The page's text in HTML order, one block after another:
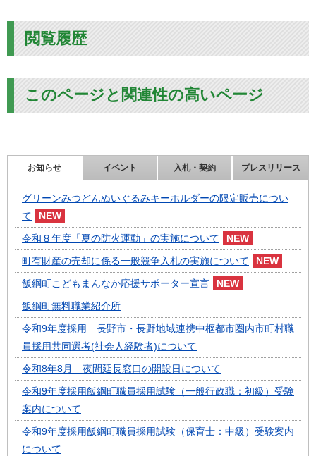
閲覧履歴
このページと関連性の高いページ
お知らせ イベント 入札・契約 プレスリリース
グリーンみつどんぬいぐるみキーホルダーの限定販売につい
て
令和８年度「夏の防火運動」の実施について
町有財産の売却に係る一般競争入札の実施について
飯綱町こどもまんなか応援サポーター宣言
飯綱町無料職業紹介所
令和9年度採用 長野市・長野地域連携中枢都市圏内市町村職
員採用共同選考(社会人経験者)について
令和8年8月 夜間延長窓口の開設日について
令和9年度採用飯綱町職員採用試験（一般行政職：初級）受験
案内について
令和9年度採用飯綱町職員採用試験（保育士：中級）受験案内
について